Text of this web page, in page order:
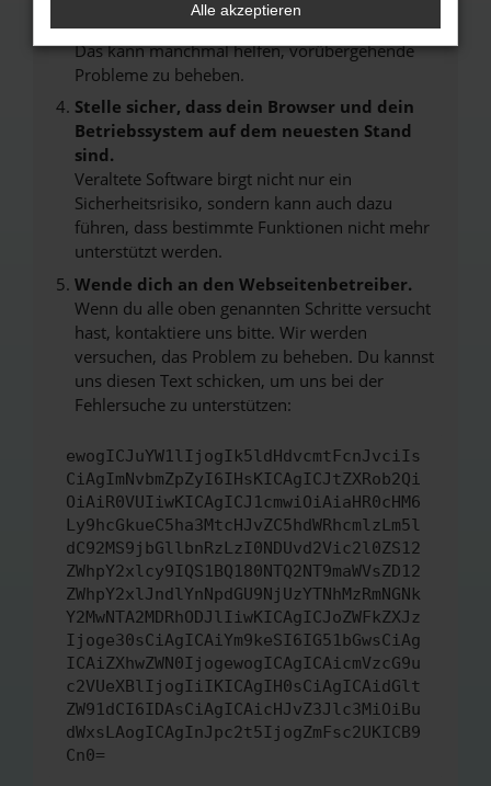
Starte dein Gerät neu.
Das kann manchmal helfen, vorübergehende
Probleme zu beheben.
Stelle sicher, dass dein Browser und dein
Betriebssystem auf dem neuesten Stand
sind.
Veraltete Software birgt nicht nur ein
Sicherheitsrisiko, sondern kann auch dazu
führen, dass bestimmte Funktionen nicht mehr
unterstützt werden.
Wende dich an den Webseitenbetreiber.
Wenn du alle oben genannten Schritte versucht
hast, kontaktiere uns bitte. Wir werden
versuchen, das Problem zu beheben. Du kannst
uns diesen Text schicken, um uns bei der
Fehlersuche zu unterstützen:
ewogICJuYW1lIjogIk5ldHdvcmtFcnJvciIs
CiAgImNvbmZpZyI6IHsKICAgICJtZXRob2Qi
OiAiR0VUIiwKICAgICJ1cmwiOiAiaHR0cHM6
Ly9hcGkueC5ha3MtcHJvZC5hdWRhcmlzLm5l
dC92MS9jbGllbnRzLzI0NDUvd2Vic2l0ZS12
ZWhpY2xlcy9IQS1BQ180NTQ2NT9maWVsZD12
ZWhpY2xlJndlYnNpdGU9NjUzYTNhMzRmNGNk
Y2MwNTA2MDRhODJlIiwKICAgICJoZWFkZXJz
Ijoge30sCiAgICAiYm9keSI6IG51bGwsCiAg
ICAiZXhwZWN0IjogewogICAgICAicmVzcG9u
c2VUeXBlIjogIiIKICAgIH0sCiAgICAidGlt
ZW91dCI6IDAsCiAgICAicHJvZ3Jlc3MiOiBu
dWxsLAogICAgInJpc2t5IjogZmFsc2UKICB9
Cn0=
Alle akzeptieren